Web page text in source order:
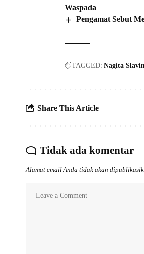
Waspada
Pengamat Sebut
TAGGED: Nagita
Share This Article
Tidak ada komentar
Alamat email Anda tidak akan